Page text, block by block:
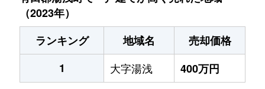
（2023年）
ランキング
地域名
売却価格
1
大字湯浅 400万円